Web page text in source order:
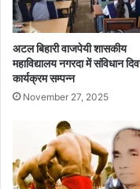
अटल बिहारी वाजपेयी शासकीय
महाविद्यालय नगरदा में संविधान
कार्यक्रम सम्पन्न
November 27, 2025